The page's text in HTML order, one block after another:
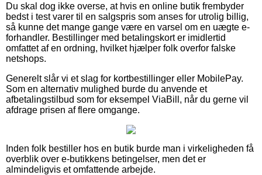
Du skal dog ikke overse, at hvis en online butik frembyder
bedst i test varer til en salgspris som anses for utrolig billig,
så kunne det mange gange være en varsel om en uægte e-
forhandler. Bestillinger med betalingskort er imidlertid
omfattet af en ordning, hvilket hjælper folk overfor falske
netshops.
Generelt slår vi et slag for kortbestillinger eller MobilePay.
Som en alternativ mulighed burde du anvende et
afbetalingstilbud som for eksempel ViaBill, når du gerne vil
afdrage prisen af flere omgange.
Inden folk bestiller hos en butik burde man i virkeligheden få
overblik over e-butikkens betingelser, men det er
almindeligvis et omfattende arbejde.